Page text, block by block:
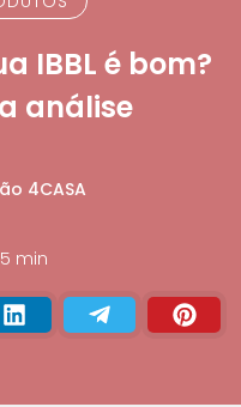
IBBL é bom?
análise
4CASA
min